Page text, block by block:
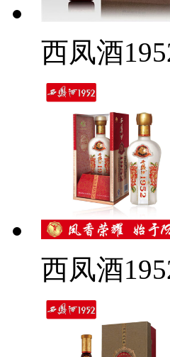
西凤酒
西凤酒